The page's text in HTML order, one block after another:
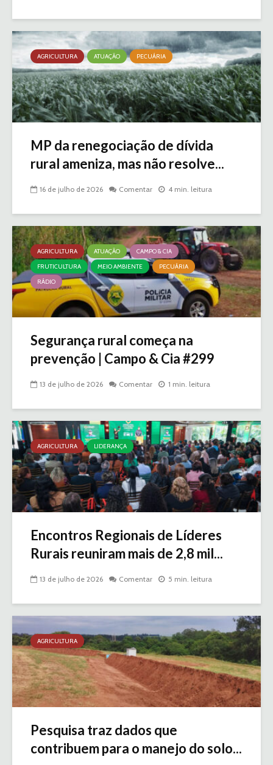
AGRICULTURA ATUAÇÃO PECUÁRIA
MP da renegociação de dívida
rural ameniza, mas não resolve...
16 de julho de 2026 Comentar 4 min. leitura
AGRICULTURA ATUAÇÃO
CAMPO & CIA
FRUTICULTURA
MEIO AMBIENTE
PECUÁRIA
RÁDIO
Segurança rural começa na
prevenção | Campo & Cia #299
13 de julho de 2026 Comentar 1 min. leitura
AGRICULTURA LIDERANÇA
Encontros Regionais de Líderes
Rurais reuniram mais de 2,8 mil...
13 de julho de 2026 Comentar 5 min. leitura
AGRICULTURA
Pesquisa traz dados que
contribuem para o manejo do solo...